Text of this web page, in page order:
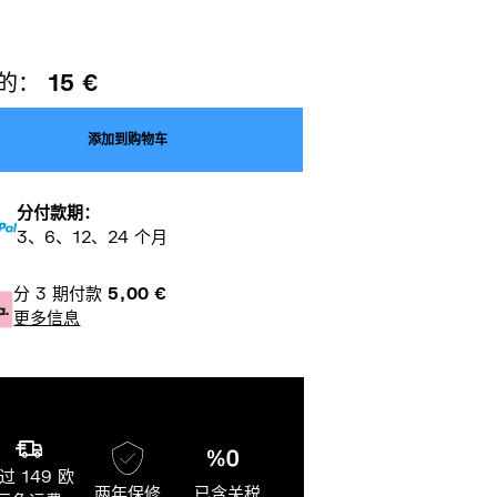
： 15 €
添加到购物车
分付款期：
3、6、12、24 个月
分 3 期付款5,00 €
更多信息
149 欧